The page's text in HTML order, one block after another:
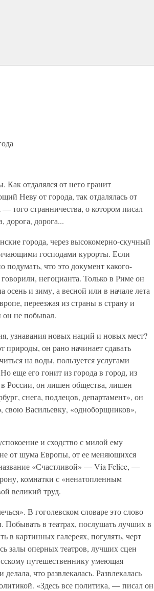
Как отдалялся от него гранит
Неву от города, так отдалялась от
— того странничества, о котором писал
дорога...
города, через высокомерно-скучный
господами курорты. Если
подумать, что это документ какого-
негоцианта. Только в Риме он
и зиму, а весной или в начале лета
переезжая из страны в страну и
он не побывал.
узнавания новых наций и новых мест?
природы, он рано начинает сдавать
на воды, пользуется услугами
еще его гонит из города в город, из
России, он лишен общества, лишен
снега, подлецов, департамент», он
свою Васильевку, «одноборщников»,
и сходство с милой ему
от шума Европы, от ее меняющихся
«Счастливой» — Via Felice, —
комнатки с «ненатопленным
великий труд.
В гоголевском словаре это слово
Побывать в театрах, послушать лучших в
в картинных галереях, погулять, черт
залы оперных театров, лучших сцен
путешественнику умеющая
что развлекалась. Развлекалась
«Здесь все политика, — писал он